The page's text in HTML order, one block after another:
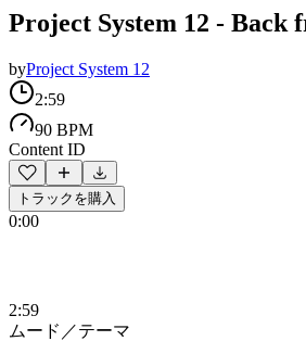
Project System 12 - Back
byProject System 12
2:59
90 BPM
Content ID
トラックを購入
0:00
2:59
ムード／テーマ